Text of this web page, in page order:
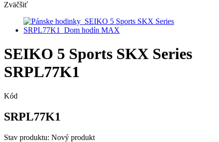
Zväčšiť
SEIKO 5 Sports SKX Series
SRPL77K1
Kód
SRPL77K1
Stav produktu: Nový produkt